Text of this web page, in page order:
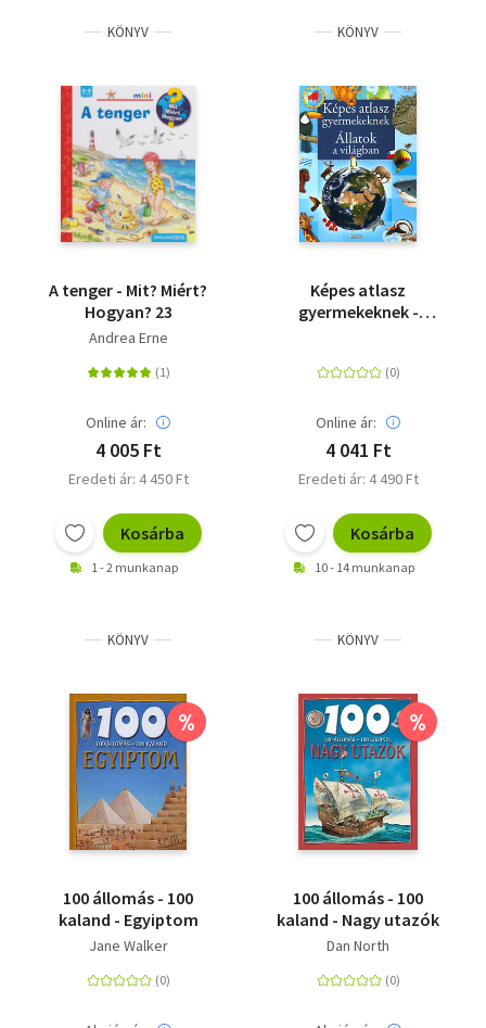
KÖNYV
A tenger - Mit? Miért?
Hogyan? 23
Andrea Erne
Online ár:
4 005 Ft
Eredeti ár: 4 450 Ft
Kosárba
1 - 2 munkanap
KÖNYV
Képes atlasz
gyermekeknek -
Online ár:
4 041 Ft
Eredeti ár: 4 490 Ft
Kosárba
10 - 14 munkanap
KÖNYV
%
100 állomás - 100
kaland - Egyiptom
Jane Walker
KÖNYV
%
100 állomás - 100
kaland - Nagy utazók
Dan North